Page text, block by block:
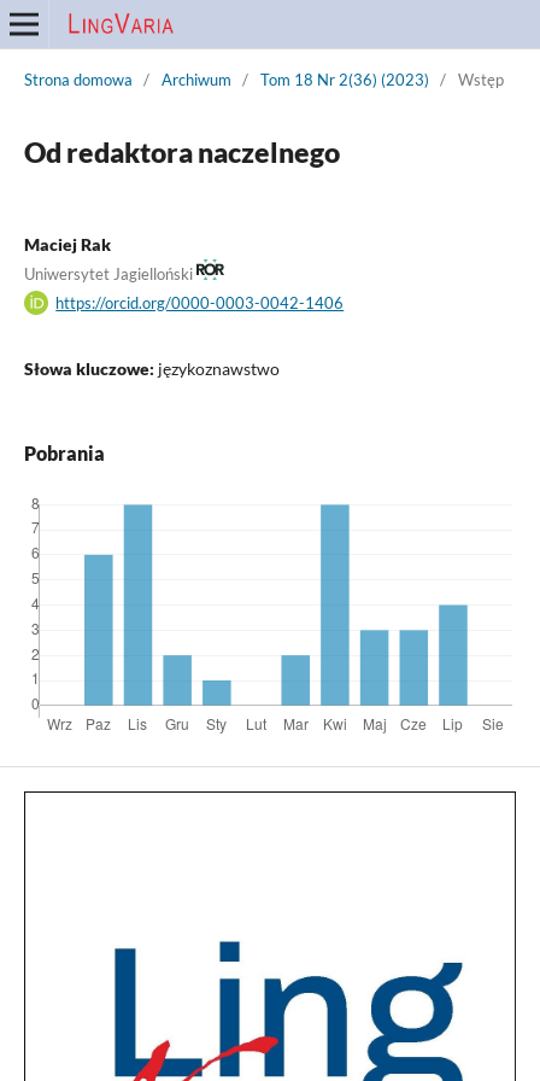
Strona domowa / Archiwum / Tom 18 Nr 2(36) (2023) / Wstęp
Od redaktora naczelnego
Maciej Rak
Uniwersytet Jagielloński
https://orcid.org/0000-0003-0042-1406
Słowa kluczowe: językoznawstwo
Pobrania